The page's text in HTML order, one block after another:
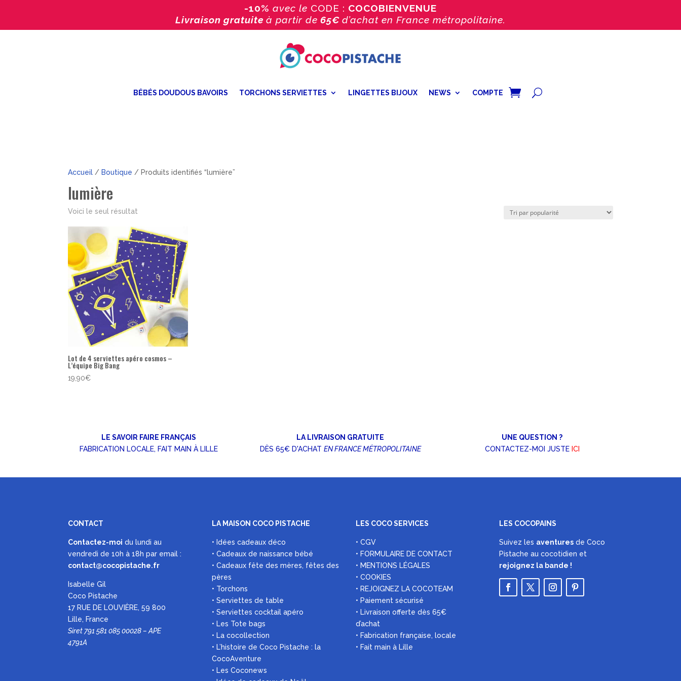
-10% avec le CODE : COCOBIENVENUE
Livraison gratuite à partir de 65€ d’achat en France métropolitaine.
BÉBÉS DOUDOUS BAVOIRS TORCHONS SERVIETTES LINGETTES BIJOUX NEWS COMPTE
Accueil / Boutique / Produits identifiés “lumière”
lumière
Voici le seul résultat
Lot de 4 serviettes apéro cosmos –
L’équipe Big Bang
19,90€
LE SAVOIR FAIRE FRANÇAIS
FABRICATION LOCALE, FAIT MAIN À LILLE
LA LIVRAISON GRATUITE
DÈS 65€ D'ACHAT EN FRANCE MÉTROPOLITAINE
UNE QUESTION ?
CONTACTEZ-MOI JUSTE ICI
CONTACT
Contactez-moi du lundi au
vendredi de 10h à 18h par email :
contact@cocopistache.fr
Isabelle Gil
Coco Pistache
17 RUE DE LOUVIÈRE, 59 800
Lille, France
Siret 791 581 085 00028 – APE
4791A
LA MAISON COCO PISTACHE
• Idées cadeaux déco
• Cadeaux de naissance bébé
• Cadeaux fête des mères, fêtes des
pères
• Torchons
• Serviettes de table
• Serviettes cocktail apéro
• Les Tote bags
• La cocollection
• L’histoire de Coco Pistache : la
CocoAventure
• Les Coconews
LES COCO SERVICES
• CGV
• FORMULAIRE DE CONTACT
• MENTIONS LÉGALES
• COOKIES
• REJOIGNEZ LA COCOTEAM
• Paiement sécurisé
• Livraison offerte dès 65€
d’achat
• Fabrication française, locale
• Fait main à Lille
LES COCOPAINS
Suivez les aventures de Coco
Pistache au cocotidien et
rejoignez la bande !